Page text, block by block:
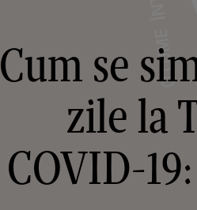
Cum se
zile la
COVID-